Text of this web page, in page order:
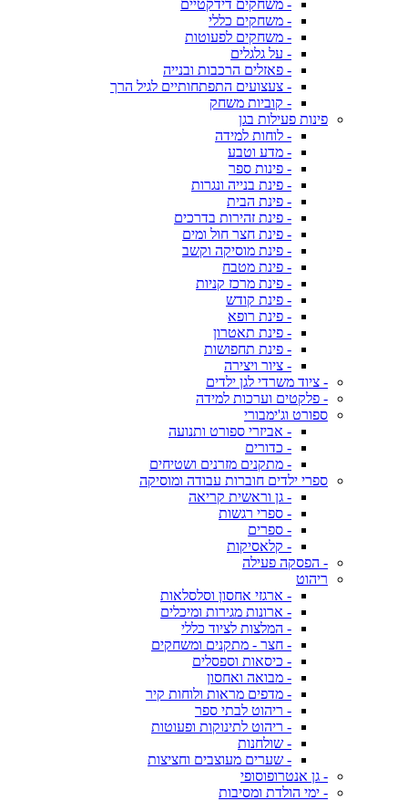
- משחקים דידקטיים
- משחקים כללי
- משחקים לפעוטות
- על גלגלים
- פאזלים הרכבות ובנייה
- צעצועים התפתחותיים לגיל הרך
- קוביות משחק
פינות פעילות בגן
- לוחות למידה
- מדע וטבע
- פינות ספר
- פינת בנייה ונגרות
- פינת הבית
- פינת זהירות בדרכים
- פינת חצר חול ומים
- פינת מוסיקה וקשב
- פינת מטבח
- פינת מרכז קניות
- פינת קודש
- פינת רופא
- פינת תאטרון
- פינת תחפושות
- ציור ויצירה
- ציוד משרדי לגן ילדים
- פלקטים וערכות למידה
ספורט וג'ימבורי
- אביזרי ספורט ותנועה
- כדורים
- מתקנים מזרנים ושטיחים
ספרי ילדים חוברות עבודה ומוסיקה
- גן וראשית קריאה
- ספרי רגשות
- ספרים
- קלאסיקות
- הפסקה פעילה
ריהוט
- ארגזי אחסון וסלסלאות
- ארונות מגירות ומיכלים
- המלצות לציוד כללי
- חצר - מתקנים ומשחקים
- כיסאות וספסלים
- מבואה ואחסון
- מדפים מראות ולוחות קיר
- ריהוט לבתי ספר
- ריהוט לתינוקות ופעוטות
- שולחנות
- שערים מעוצבים וחציצות
- גן אנטרופוסופי
- ימי הולדת ומסיבות